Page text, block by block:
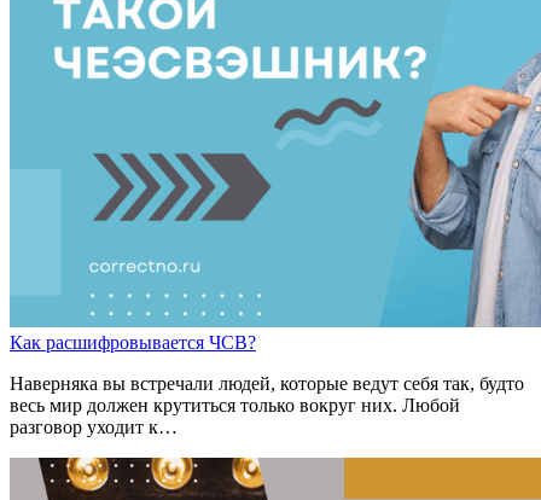
Как расшифровывается ЧСВ?
Наверняка вы встречали людей, которые ведут себя так, будто
весь мир должен крутиться только вокруг них. Любой
разговор уходит к…